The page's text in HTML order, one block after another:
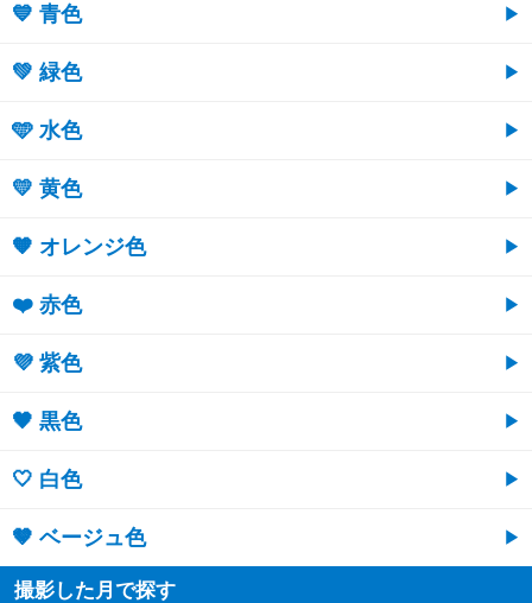
💙 青色
💚 緑色
🩵 水色
💛 黄色
🧡 オレンジ色
❤️ 赤色
💜 紫色
🖤 黒色
🤍 白色
🤎 ベージュ色
撮影した月で探す